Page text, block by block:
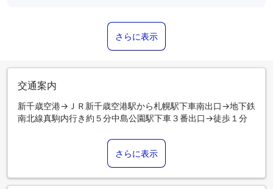
さらに表示
交通案内
新千歳空港→ＪＲ新千歳空港駅から札幌駅下車南出口→地下鉄
南北線真駒内行き約５分中島公園駅下車３番出口→徒歩１分
さらに表示